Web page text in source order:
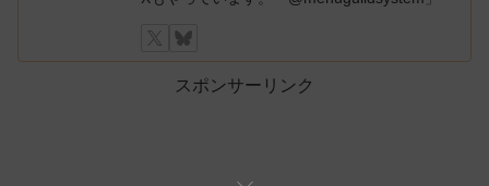
スポンサーリンク